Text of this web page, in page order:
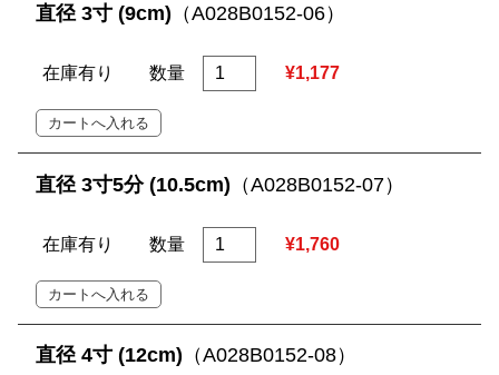
直径 3寸 (9cm) （A028B0152-06）
在庫有り 数量 ¥1,177
直径 3寸5分 (10.5cm) （A028B0152-07）
在庫有り 数量 ¥1,760
直径 4寸 (12cm) （A028B0152-08）